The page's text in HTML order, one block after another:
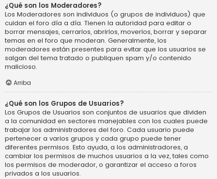
¿Qué son los Moderadores?
Los Moderadores son individuos (o grupos de individuos) que
cuidan el foro día a día. Tienen la autoridad para editar o
borrar mensajes, cerrarlos, abrirlos, moverlos, borrar y separar
temas en el foro que moderan. Generalmente, los
moderadores están presentes para evitar que los usuarios se
salgan del tema tratado o publiquen spam y/o contenido
malicioso.
Arriba
¿Qué son los Grupos de Usuarios?
Los Grupos de Usuarios son conjuntos de usuarios que dividen
a la comunidad en sectores manejables con los cuales puede
trabajar los administradores del foro. Cada usuario puede
pertenecer a varios grupos y cada grupo puede tener
diferentes permisos. Esto ayuda, a los administradores, a
cambiar los permisos de muchos usuarios a la vez, tales como
los permisos de moderador, o garantizar el acceso a foros
privados a los usuarios.